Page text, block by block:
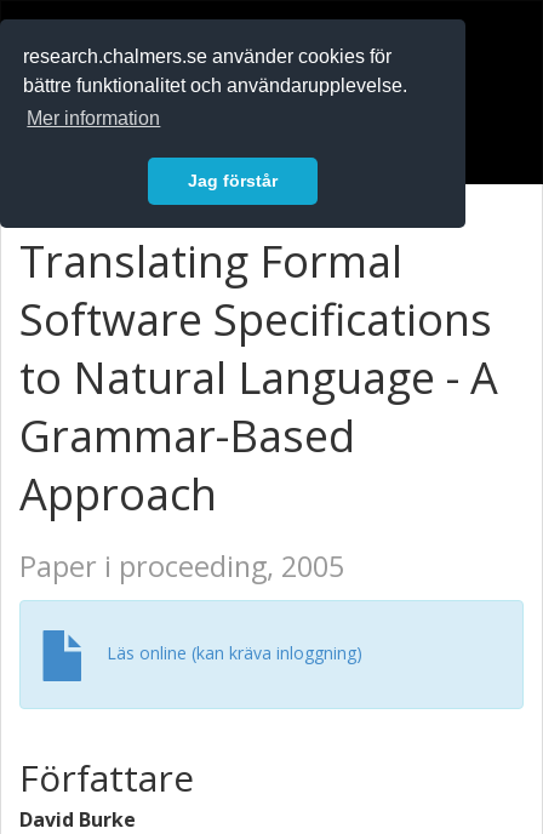
research.chalmers.se använder cookies för
bättre funktionalitet och användarupplevelse.
Mer information
Jag förstår
Translating Formal
Software Specifications
to Natural Language - A
Grammar-Based
Approach
Paper i proceeding, 2005
Läs online (kan kräva inloggning)
Författare
David Burke